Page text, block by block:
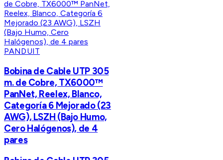
PANDUIT
Bobina de Cable UTP 305
m. de Cobre, TX6000™
PanNet, Reelex, Blanco,
Categoría 6 Mejorado (23
AWG), LSZH (Bajo Humo,
Cero Halógenos), de 4
pares